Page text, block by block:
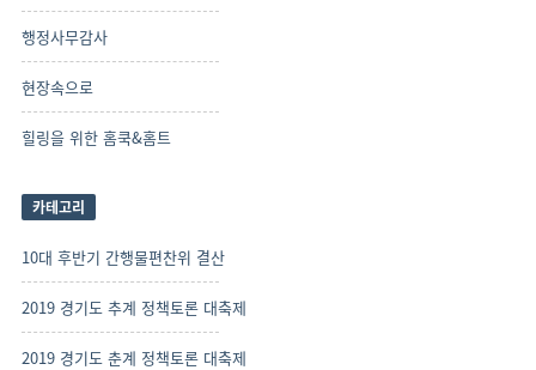
행정사무감사
현장속으로
힐링을 위한 홈쿡&홈트
카테고리
10대 후반기 간행물편찬위 결산
2019 경기도 추계 정책토론 대축제
2019 경기도 춘계 정책토론 대축제